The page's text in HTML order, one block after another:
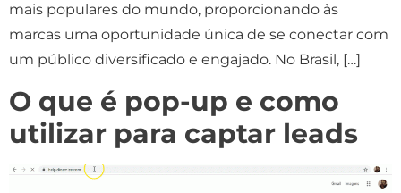
mais populares do mundo, proporcionando às
marcas uma oportunidade única de se conectar com
um público diversificado e engajado. No Brasil, […]
O que é pop-up e como
utilizar para captar leads